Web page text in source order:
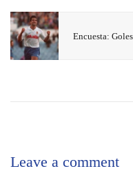
Leave a comment